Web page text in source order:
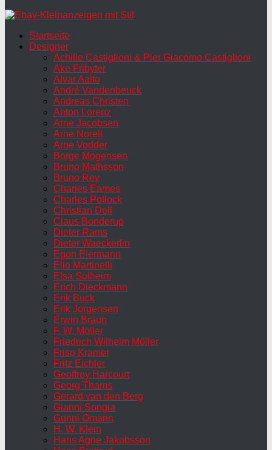
Startseite
Designer
Achille Castiglioni & Pier Giacomo Castiglioni
Ake Fribyter
Alvar Aalto
André Vandenbeuck
Andreas Christen
Anton Lorenz
Arne Jacobsen
Arne Norell
Arne Vodder
Borge Mogensen
Bruno Mathsson
Bruno Rey
Charles Eames
Charles Pollock
Christian Dell
Claus Bonderup
Dieter Rams
Dieter Waeckerlin
Egon Eiermann
Elio Martinelli
Elsa Solheim
Erich Dieckmann
Erik Buck
Erik Jorgensen
Erwin Braun
F. W. Möller
Friedrich Wilhelm Möller
Friso Kramer
Fritz Eichler
Geoffrey Harcourt
Georg Thams
Gerard van den Berg
Gianni Songia
Gunni Omann
H. W. Klein
Hans Agne Jakobsson